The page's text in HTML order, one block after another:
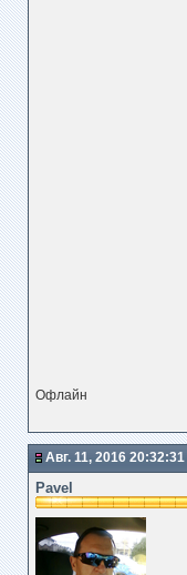
Офлайн
Авг. 11, 2016 20:32:31
Pavel